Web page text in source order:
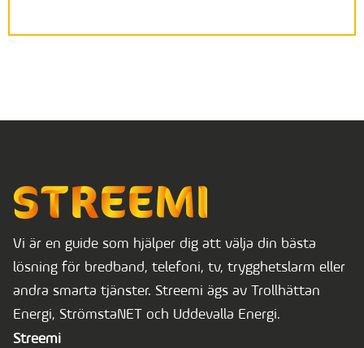
Vi är en guide som hjälper dig att välja din bästa
lösning för bredband, telefoni, tv, trygghetslarm eller
andra smarta tjänster. Streemi ägs av Trollhättan
Energi, StrömstaNET och Uddevalla Energi.
Streemi